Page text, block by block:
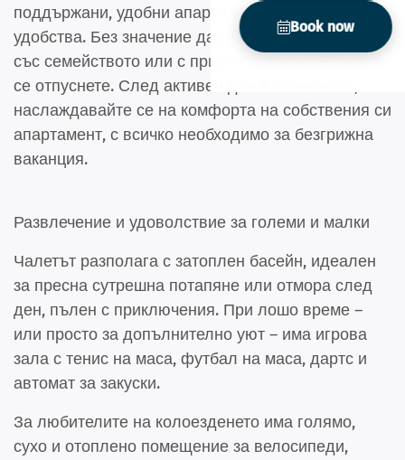
Book now
поддържани, удобни апартаменти с всички
удобства. Без значение дали пътувате на двама,
със семейството или с приятели: тук истински ще
се отпуснете. След активен ден в планините,
наслаждавайте се на комфорта на собствения си
апартамент, с всичко необходимо за безгрижна
ваканция.
Развлечение и удоволствие за големи и малки
Чалетът разполага с затоплен басейн, идеален
за пресна сутрешна потапяне или отмора след
ден, пълен с приключения. При лошо време –
или просто за допълнително уют – има игрова
зала с тенис на маса, футбал на маса, дартс и
автомат за закуски.
За любителите на колоезденето има голямо,
сухо и отоплено помещение за велосипеди,